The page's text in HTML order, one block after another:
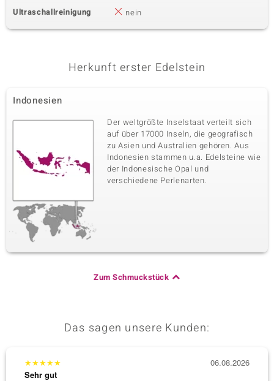
Ultraschallreinigung
nein
Herkunft erster Edelstein
Indonesien
Der weltgrößte Inselstaat verteilt sich
auf über 17000 Inseln, die geografisch
zu Asien und Australien gehören. Aus
Indonesien stammen u.a. Edelsteine wie
der Indonesische Opal und
verschiedene Perlenarten.
Zum Schmuckstück
Das sagen unsere Kunden:
★★★★★
Sehr gut
06.08.2026